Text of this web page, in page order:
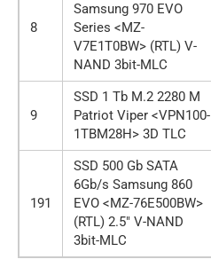
8
Samsung 970 EVO
Series <MZ-
V7E1T0BW> (RTL) V-
NAND 3bit-MLC
9
SSD 1 Tb M.2 2280 M
Patriot Viper <VPN100-
1TBM28H> 3D TLC
191
SSD 500 Gb SATA
6Gb/s Samsung 860
EVO <MZ-76E500BW>
(RTL) 2.5″ V-NAND
3bit-MLC